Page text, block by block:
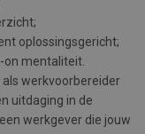
oplossingsgericht;
on mentaliteit.
werkvoorbereider
uitdaging in de
werkgever die jouw